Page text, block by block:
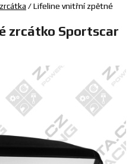
/Lifeline vnitřní zpětné
zrcátko Sportscar